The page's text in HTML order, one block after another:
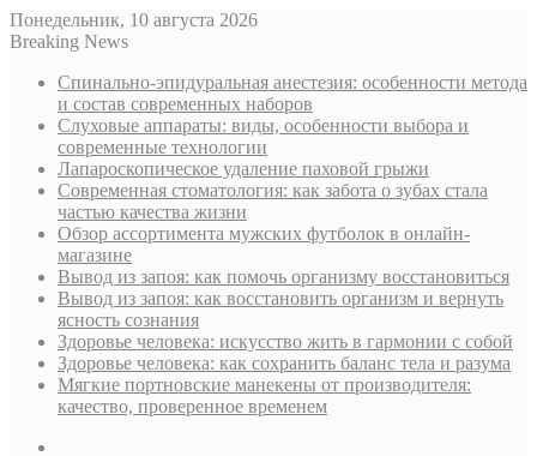
Понедельник, 10 августа 2026
Breaking News
Спинально-эпидуральная анестезия: особенности метода
и состав современных наборов
Слуховые аппараты: виды, особенности выбора и
современные технологии
Лапароскопическое удаление паховой грыжи
Современная стоматология: как забота о зубах стала
частью качества жизни
Обзор ассортимента мужских футболок в онлайн-
магазине
Вывод из запоя: как помочь организму восстановиться
Вывод из запоя: как восстановить организм и вернуть
ясность сознания
Здоровье человека: искусство жить в гармонии с собой
Здоровье человека: как сохранить баланс тела и разума
Мягкие портновские манекены от производителя:
качество, проверенное временем